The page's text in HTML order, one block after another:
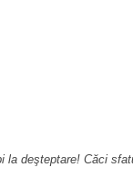
deşteptare! Căci